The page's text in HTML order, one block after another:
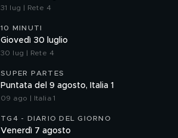
31 lug | Rete 4
10 MINUTI
Giovedì 30 luglio
30 lug | Rete 4
SUPER PARTES
Puntata del 9 agosto, Italia 1
09 ago | Italia 1
TG4 - DIARIO DEL GIORNO
Venerdì 7 agosto